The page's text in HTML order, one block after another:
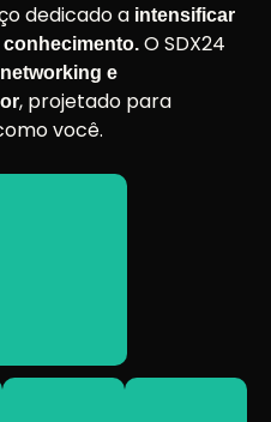
dedicado a intensificar
O SDX24
networking e
, projetado para
você.
SDX24.